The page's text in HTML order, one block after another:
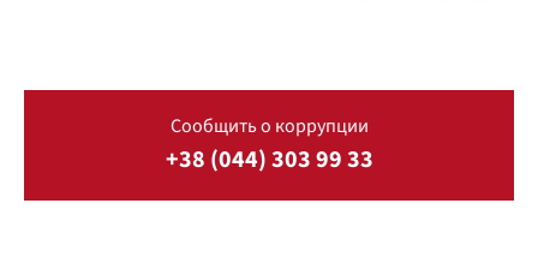
Сообщить о коррупции
+38 (044) 303 99 33